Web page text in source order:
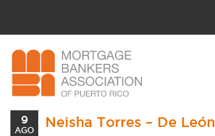
Neisha Torres – De León
9
AGO